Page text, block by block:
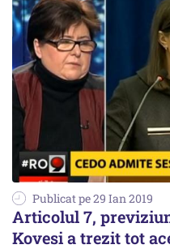
Publicat pe 29 Ian 2019
Articolul 7,
Kovesi a trezit tot